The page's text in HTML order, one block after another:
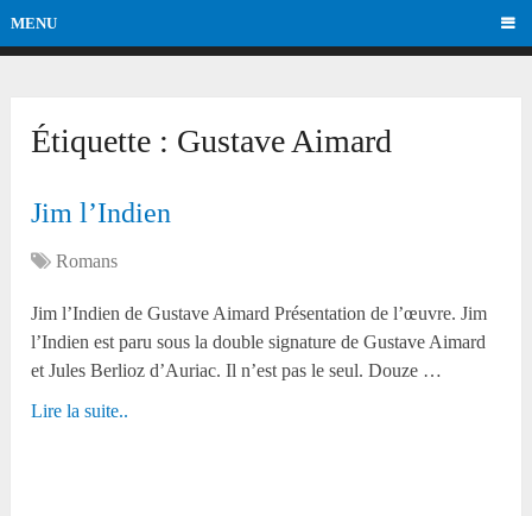
MENU
Étiquette : Gustave Aimard
Jim l’Indien
Romans
Jim l’Indien de Gustave Aimard Présentation de l’œuvre. Jim
l’Indien est paru sous la double signature de Gustave Aimard
et Jules Berlioz d’Auriac. Il n’est pas le seul. Douze …
Lire la suite..